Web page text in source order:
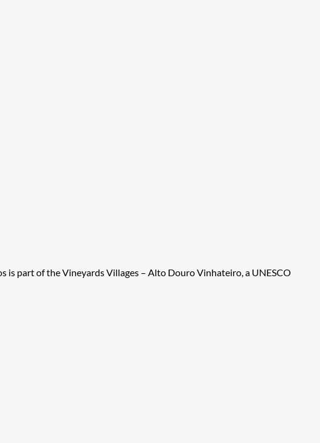
part of the Vineyards Villages – Alto Douro Vinhateiro, a UNESCO